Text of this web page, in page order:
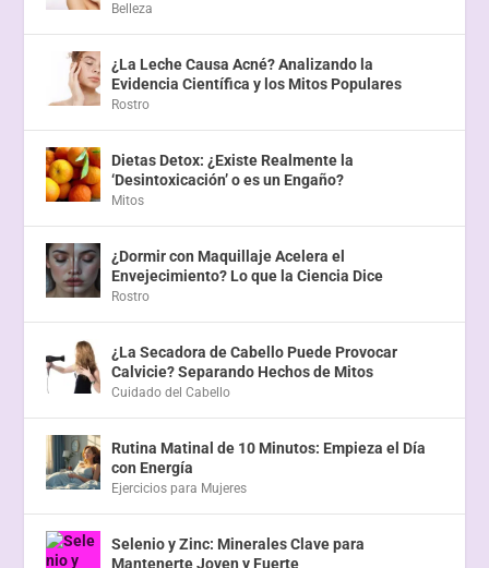
Belleza
¿La Leche Causa Acné? Analizando la
Evidencia Científica y los Mitos Populares
Rostro
Dietas Detox: ¿Existe Realmente la
‘Desintoxicación’ o es un Engaño?
Mitos
¿Dormir con Maquillaje Acelera el
Envejecimiento? Lo que la Ciencia Dice
Rostro
¿La Secadora de Cabello Puede Provocar
Calvicie? Separando Hechos de Mitos
Cuidado del Cabello
Rutina Matinal de 10 Minutos: Empieza el Día
con Energía
Ejercicios para Mujeres
Selenio y Zinc: Minerales Clave para
Mantenerte Joven y Fuerte